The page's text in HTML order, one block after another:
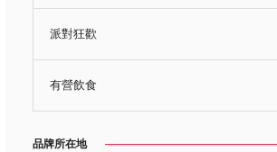
派對狂歡
有營飲食
品牌所在地